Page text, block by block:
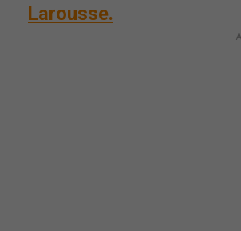
Larousse.